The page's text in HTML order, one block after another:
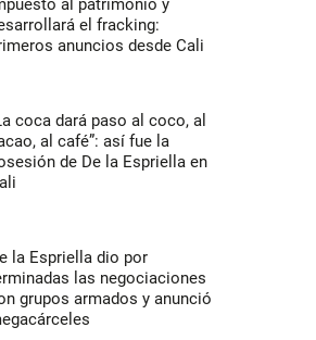
al patrimonio y
el fracking:
anuncios desde Cali
coca dará paso al coco, al
al café”: así fue la
de De la Espriella en
la Espriella dio por
las negociaciones
grupos armados y anunció